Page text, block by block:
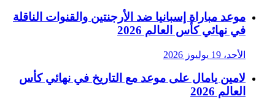
موعد مباراة إسبانيا ضد الأرجنتين والقنوات الناقلة
في نهائي كأس العالم 2026
الأحد، 19 يوليوز 2026
لامين يامال على موعد مع التاريخ في نهائي كأس
العالم 2026